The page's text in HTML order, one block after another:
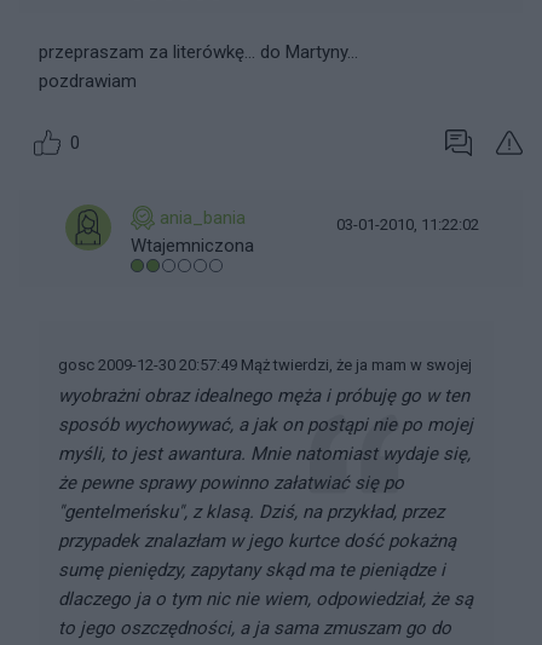
przepraszam za literówkę... do Martyny...
pozdrawiam
0
ania_bania
Wtajemniczona
03-01-2010, 11:22:02
gosc 2009-12-30 20:57:49 Mąż twierdzi, że ja mam w swojej
wyobrażni obraz idealnego męża i próbuję go w ten
sposób wychowywać, a jak on postąpi nie po mojej
myśli, to jest awantura. Mnie natomiast wydaje się,
że pewne sprawy powinno załatwiać się po
"gentelmeńsku", z klasą. Dziś, na przykład, przez
przypadek znalazłam w jego kurtce dość pokażną
sumę pieniędzy, zapytany skąd ma te pieniądze i
dlaczego ja o tym nic nie wiem, odpowiedział, że są
to jego oszczędności, a ja sama zmuszam go do